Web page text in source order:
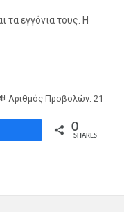
τα εγγόνια τους. Η
Αριθμός Προβολών: 21
0
SHARES